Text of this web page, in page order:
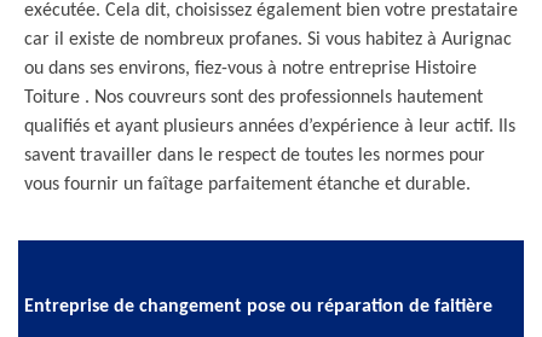
exécutée. Cela dit, choisissez également bien votre prestataire
car il existe de nombreux profanes. Si vous habitez à Aurignac
ou dans ses environs, fiez-vous à notre entreprise Histoire
Toiture . Nos couvreurs sont des professionnels hautement
qualifiés et ayant plusieurs années d’expérience à leur actif. Ils
savent travailler dans le respect de toutes les normes pour
vous fournir un faîtage parfaitement étanche et durable.
Entreprise de changement pose ou réparation de faitière